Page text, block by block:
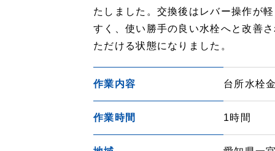
たしました。交換後はレバー操作が
すく、使い勝手の良い水栓へと改善
ただける状態になりました。
作業内容 台所水栓
作業時間 1時間